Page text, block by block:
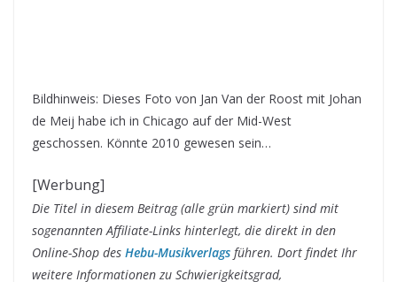
Bildhinweis: Dieses Foto von Jan Van der Roost mit Johan
de Meij habe ich in Chicago auf der Mid-West
geschossen. Könnte 2010 gewesen sein…
[Werbung]
Die Titel in diesem Beitrag (alle grün markiert) sind mit
sogenannten Affiliate-Links hinterlegt, die direkt in den
Online-Shop des Hebu-Musikverlags führen. Dort findet Ihr
weitere Informationen zu Schwierigkeitsgrad,